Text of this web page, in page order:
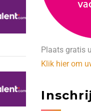
Plaats gratis
Klik hier om